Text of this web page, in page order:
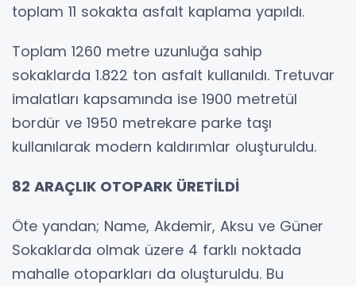
toplam 11 sokakta asfalt kaplama yapıldı.
Toplam 1260 metre uzunluğa sahip
sokaklarda 1.822 ton asfalt kullanıldı. Tretuvar
imalatları kapsamında ise 1900 metretül
bordür ve 1950 metrekare parke taşı
kullanılarak modern kaldırımlar oluşturuldu.
82 ARAÇLIK OTOPARK ÜRETİLDİ
Öte yandan; Name, Akdemir, Aksu ve Güner
Sokaklarda olmak üzere 4 farklı noktada
mahalle otoparkları da oluşturuldu. Bu